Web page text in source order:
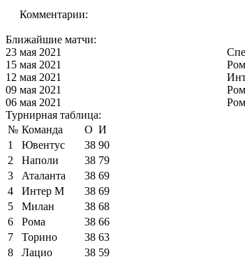
Комментарии:
Ближайшие матчи:
23 мая 2021
15 мая 2021
12 мая 2021
09 мая 2021
06 мая 2021
Турнирная таблица:
№ Команда О И
1
Ювентус 38 90
2
Наполи 38 79
3
Аталанта 38 69
4
Интер М 38 69
5
Милан 38 68
6
Рома 38 66
7
Торино 38 63
8
Лацио 38 59